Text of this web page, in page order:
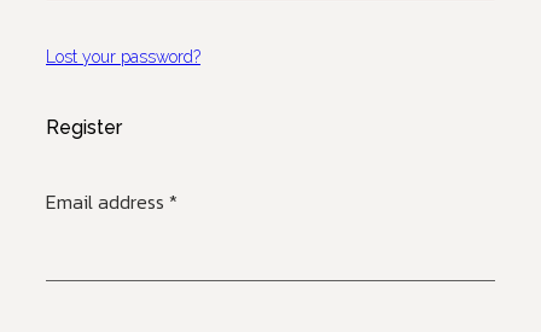
Lost your password?
Register
Email address *